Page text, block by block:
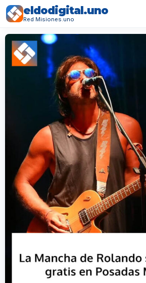
eldodigital.uno
Red Misiones.uno